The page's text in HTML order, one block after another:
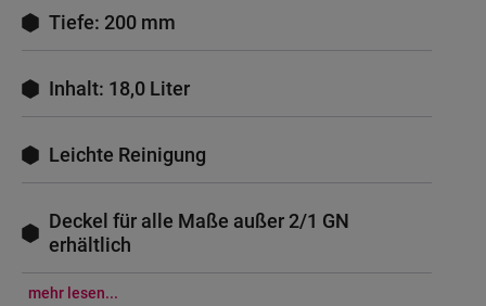
Tiefe: 200 mm
Inhalt: 18,0 Liter
Leichte Reinigung
Deckel für alle Maße außer 2/1 GN
erhältlich
mehr lesen...